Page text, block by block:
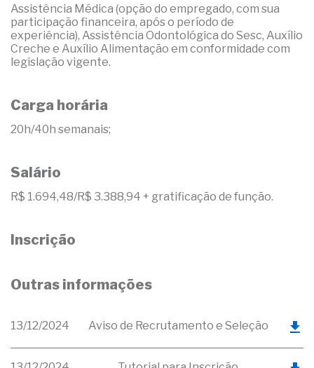
Assistência Médica (opção do empregado, com sua
participação financeira, após o período de
experiência), Assistência Odontológica do Sesc, Auxílio
Creche e Auxílio Alimentação em conformidade com
legislação vigente.
Carga horária
20h/40h semanais;
Salário
R$ 1.694,48/R$ 3.388,94 + gratificação de função.
Inscrição
Outras informações
13/12/2024 Aviso de Recrutamento e Seleção